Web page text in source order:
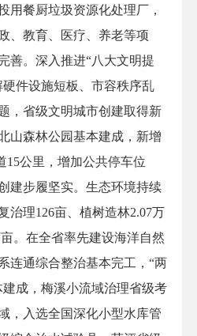
用餐厨垃圾资源化处理厂，
、教育、医疗、养老等项
善。深入推进“八大文明提
件设施短板、市容秩序乱
，省级文明城市创建取得新
山森林公园基本建成，新增
15公里，增加公共停车位
建步履坚实。生态环境持续
治理126亩、植树造林2.07万
。在全省率先建设海洋自然
连通综合整治基本完工，“两
成，梅溪小流域治理省级考
，入选全国深化小型水库管